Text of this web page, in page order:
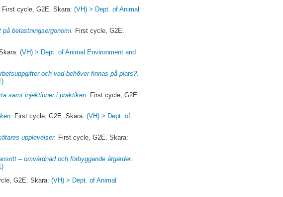
First cycle, G2E. Skara:(VH) > Dept. of Animal
belastningsergonomi. First cycle, G2E.
(VH) > Dept. of Animal Environment and
och vad behöver finnas på plats?.
samt injektioner i praktiken. First cycle, G2E.
First cycle, G2E. Skara:(VH) > Dept. of
upplevelser. First cycle, G2E. Skara:
– omvårdnad och förbyggande åtgärder.
G2E. Skara:(VH) > Dept. of Animal